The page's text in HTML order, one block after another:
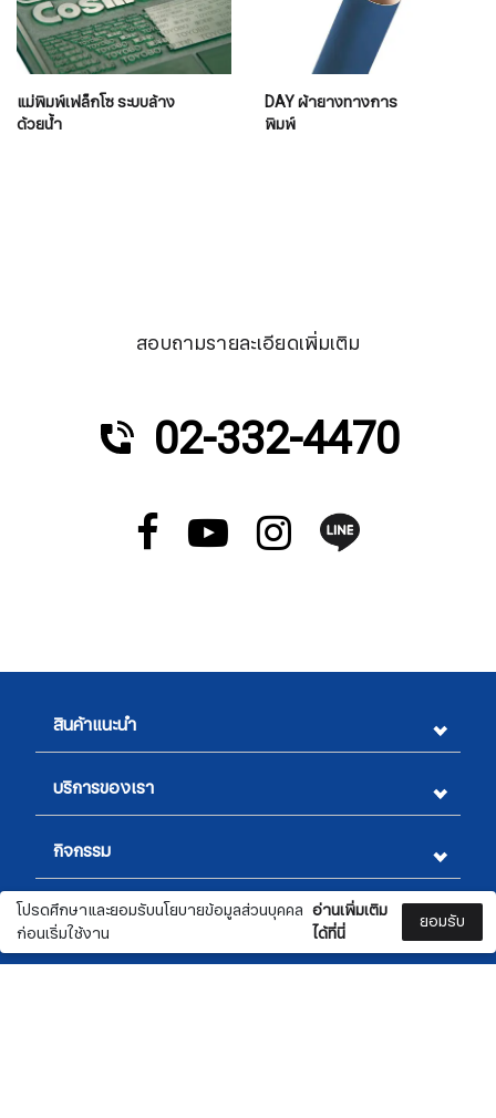
โปรดศึกษาและยอมรับนโยบายข้อมูลส่วนบุคคล
ก่อนเริ่มใช้งาน
อ่านเพิ่มเติม
ได้ที่นี่
ยอมรับ
แม่พิมพ์เฟล็กโซ ระบบล้าง
ด้วยน้ำ
DAY ผ้ายางทางการ
พิมพ์
สอบถามรายละเอียดเพิ่มเติม
02-332-4470
สินค้าแนะนำ
บริการของเรา
กิจกรรม
ข้อมูลทางกฎหมาย